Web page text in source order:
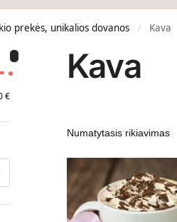
prekės, unikalios dovanos / Kava
Kava
€